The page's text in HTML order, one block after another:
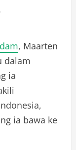
, Maarten
dalam
ia
ia bawa ke